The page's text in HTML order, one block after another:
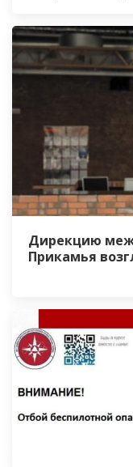
Дирекцию
Прикамья